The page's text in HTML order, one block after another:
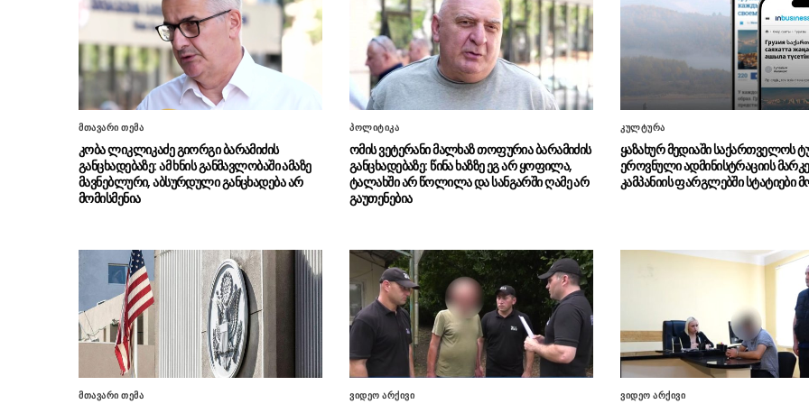
მთავარი თემა
კობა ლიკლიკაძე გიორგი ბარამიძის
განცხადებაზე: ამ ხნის განმავლობაში ამაზე
მავნებლური, აბსურდული განცხადება არ
მომისმენია
პოლიტიკა
ომის ვეტერანი მალხაზ თოფურია ბარამიძის
განცხადებაზე: წინა ხაზზე ეგ არ ყოფილა,
ტალახში არ წოლილა და სანგარში ღამე არ
გაუთენებია
კულტურა
ყაზახურ მედიაში საქართველოს
ეროვნული ადმინისტრაციის
კამპანიის ფარგლებში სტატიები
მთავარი თემა ვიდეო არქივი ვიდეო არქივი